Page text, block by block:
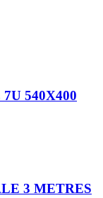
540X400
3 METRES